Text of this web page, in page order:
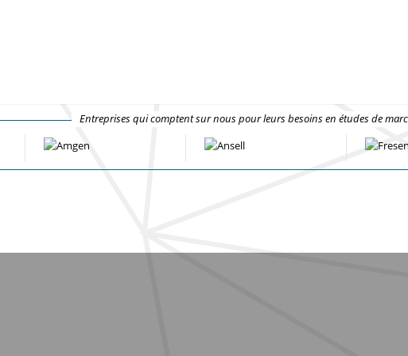
Entreprises qui comptent sur nous pour leurs besoins en études de